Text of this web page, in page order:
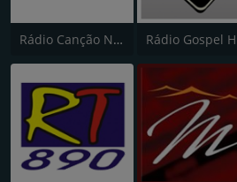
Rádio Canção Nova Rádio Gospel